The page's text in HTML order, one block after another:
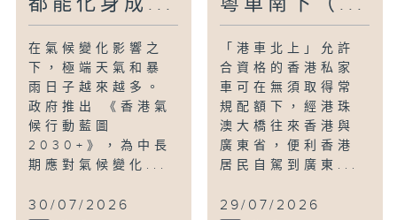
在氣候變化影響之
下，極端天氣和暴
雨日子越來越多。
政府推出 《香港氣
候行動藍圖
2030+》，為中長
期應對氣候變化...
30/07/2026
「港車北上」允許
合資格的香港私家
車可在無須取得常
規配額下，經港珠
澳大橋往來香港與
廣東省，便利香港
居民自駕到廣東...
29/07/2026